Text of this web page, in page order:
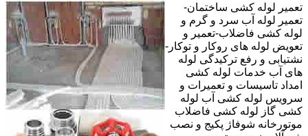
تعمیر لوله کشی ساختمان-
تعمیر لوله آب سرد و گرم و
لوله کشی فاضلاب-تعمیر و
تعویض لوله های روکار و توکار-
نشتیابی و رفع ترکیدگی لوله
های آب خدمات لوله کشی
امداد تاسیسات و تعمیرات و
سرویس لوله کشی آب لوله
کشی گاز لوله کشی فاضلاب
موتورخانه شوفاژ پکیج و نصب